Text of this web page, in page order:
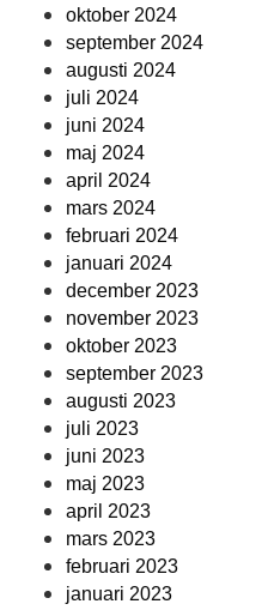
oktober 2024
september 2024
augusti 2024
juli 2024
juni 2024
maj 2024
april 2024
mars 2024
februari 2024
januari 2024
december 2023
november 2023
oktober 2023
september 2023
augusti 2023
juli 2023
juni 2023
maj 2023
april 2023
mars 2023
februari 2023
januari 2023